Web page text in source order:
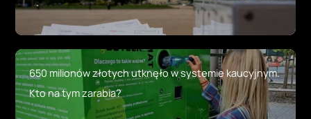
650 milionów złotych utknęło w systemie kaucyjnym.
Kto na tym zarabia?